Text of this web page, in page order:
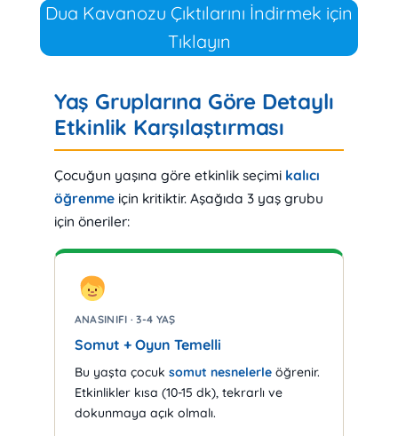
Dua Kavanozu Çıktılarını İndirmek için
Tıklayın
Yaş Gruplarına Göre Detaylı
Etkinlik Karşılaştırması
Çocuğun yaşına göre etkinlik seçimi kalıcı
öğrenmeiçin kritiktir. Aşağıda 3 yaş grubu
için öneriler:
ANASINIFI · 3-4 YAŞ
Somut + Oyun Temelli
Bu yaşta çocuk somut nesnelerleöğrenir.
Etkinlikler kısa (10-15 dk), tekrarlı ve
dokunmaya açık olmalı.